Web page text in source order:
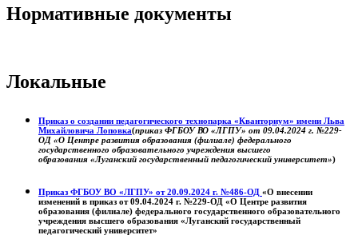
Нормативные документы
Локальные
Приказ о создании педагогического технопарка «Кванториум» имени Льва
Михайловича Лоповка(приказ ФГБОУ ВО «ЛГПУ» от 09.04.2024 г. №229-
ОД «О Центре развития образования (филиале) федерального
государственного образовательного учреждения высшего
образования «Луганский государственный педагогический университет»)
Приказ ФГБОУ ВО «ЛГПУ» от 20.09.2024 г. №486-ОД «О внесении
изменений в приказ от 09.04.2024 г. №229-ОД «О Центре развития
образования (филиале) федерального государственного образовательного
учреждения высшего образования «Луганский государственный
педагогический университет»